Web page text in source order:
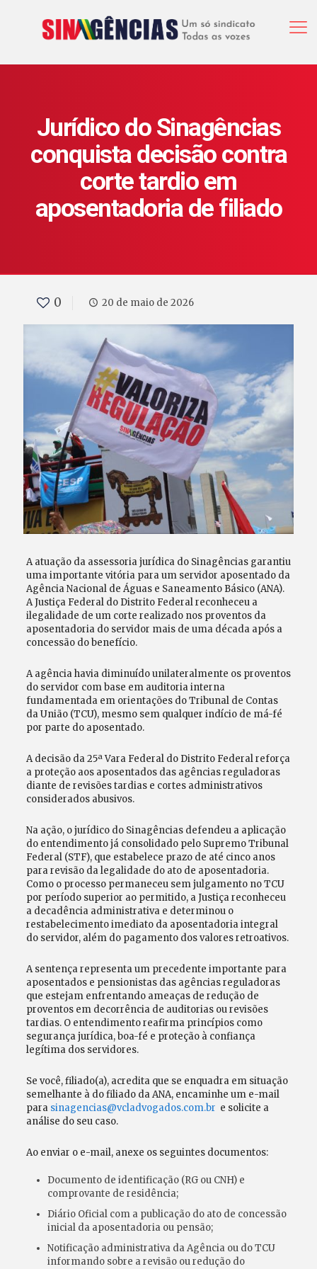
Jurídico do Sinagências
conquista decisão contra
corte tardio em
aposentadoria de filiado
0 20 de maio de 2026
A atuação da assessoria jurídica do Sinagências garantiu
uma importante vitória para um servidor aposentado da
Agência Nacional de Águas e Saneamento Básico (ANA).
A Justiça Federal do Distrito Federal reconheceu a
ilegalidade de um corte realizado nos proventos da
aposentadoria do servidor mais de uma década após a
concessão do benefício.
A agência havia diminuído unilateralmente os proventos
do servidor com base em auditoria interna
fundamentada em orientações do Tribunal de Contas
da União (TCU), mesmo sem qualquer indício de má-fé
por parte do aposentado.
A decisão da 25ª Vara Federal do Distrito Federal reforça
a proteção aos aposentados das agências reguladoras
diante de revisões tardias e cortes administrativos
considerados abusivos.
Na ação, o jurídico do Sinagências defendeu a aplicação
do entendimento já consolidado pelo Supremo Tribunal
Federal (STF), que estabelece prazo de até cinco anos
para revisão da legalidade do ato de aposentadoria.
Como o processo permaneceu sem julgamento no TCU
por período superior ao permitido, a Justiça reconheceu
a decadência administrativa e determinou o
restabelecimento imediato da aposentadoria integral
do servidor, além do pagamento dos valores retroativos.
A sentença representa um precedente importante para
aposentados e pensionistas das agências reguladoras
que estejam enfrentando ameaças de redução de
proventos em decorrência de auditorias ou revisões
tardias. O entendimento reafirma princípios como
segurança jurídica, boa-fé e proteção à confiança
legítima dos servidores.
Se você, filiado(a), acredita que se enquadra em situação
semelhante à do filiado da ANA, encaminhe um e-mail
para sinagencias@vcladvogados.com.br e solicite a
análise do seu caso.
Ao enviar o e-mail, anexe os seguintes documentos:
Documento de identificação (RG ou CNH) e
comprovante de residência;
Diário Oficial com a publicação do ato de concessão
inicial da aposentadoria ou pensão;
Notificação administrativa da Agência ou do TCU
informando sobre a revisão ou redução do